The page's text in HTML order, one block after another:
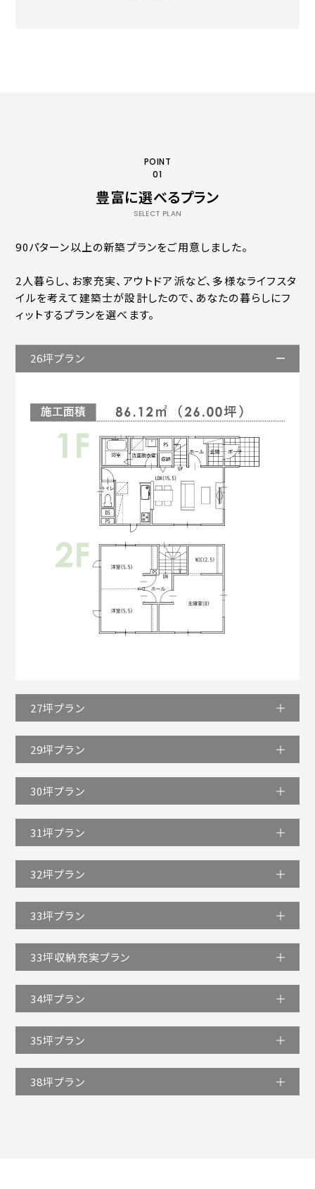
POINT
01
豊富に選べるプラン
SELECT PLAN
90パターン以上の新築プランをご用意しました。
2人暮らし、お家充実、アウトドア派など、多様なライフスタ
イルを考えて建築士が設計したので、あなたの暮らしにフ
ィットするプランを選べます。
26坪プラン
27坪プラン
29坪プラン
30坪プラン
31坪プラン
32坪プラン
33坪プラン
33坪収納充実プラン
34坪プラン
35坪プラン
38坪プラン